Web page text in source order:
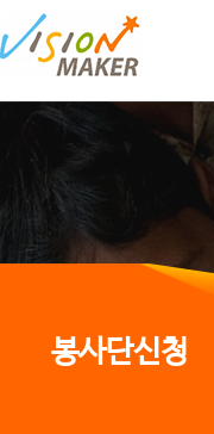
메인메뉴로 이동
메인메뉴 건너뛰고 본문으로 이동
봉사단신청